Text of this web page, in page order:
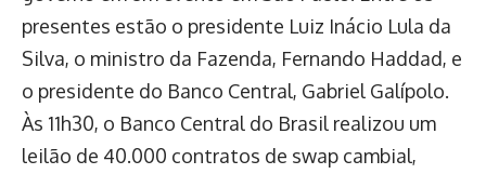
presentes estão o presidente Luiz Inácio Lula da
Silva, o ministro da Fazenda, Fernando Haddad, e
o presidente do Banco Central, Gabriel Galípolo.
Às 11h30, o Banco Central do Brasil realizou um
leilão de 40.000 contratos de swap cambial,